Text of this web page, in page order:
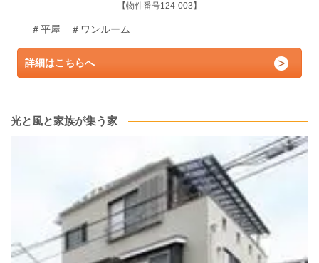
【物件番号124-003】
＃平屋 ＃ワンルーム
詳細はこちらへ
光と風と家族が集う家